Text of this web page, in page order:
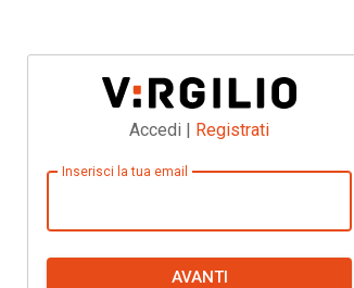
Accedi | Registrati
Inserisci la tua email
AVANTI